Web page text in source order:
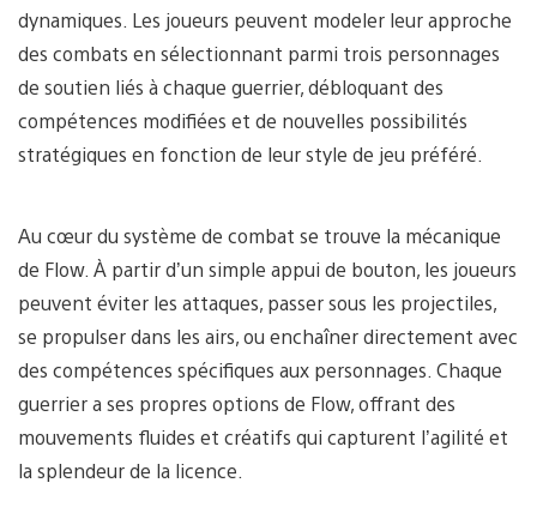
dynamiques. Les joueurs peuvent modeler leur approche
des combats en sélectionnant parmi trois personnages
de soutien liés à chaque guerrier, débloquant des
compétences modifiées et de nouvelles possibilités
stratégiques en fonction de leur style de jeu préféré.
Au cœur du système de combat se trouve la mécanique
de Flow. À partir d’un simple appui de bouton, les joueurs
peuvent éviter les attaques, passer sous les projectiles,
se propulser dans les airs, ou enchaîner directement avec
des compétences spécifiques aux personnages. Chaque
guerrier a ses propres options de Flow, offrant des
mouvements fluides et créatifs qui capturent l’agilité et
la splendeur de la licence.